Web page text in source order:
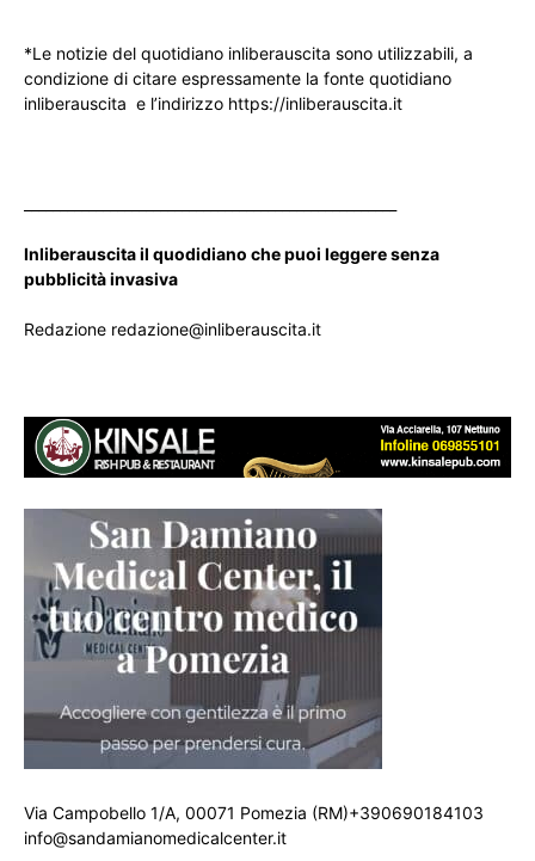
*Le notizie del quotidiano inliberauscita sono utilizzabili, a
condizione di citare espressamente la fonte quotidiano
inliberauscita e l’indirizzo https://inliberauscita.it
Inliberauscita il quodidiano che puoi leggere senza
pubblicità invasiva
Redazione redazione@inliberauscita.it
Via Campobello 1/A, 00071 Pomezia (RM)+390690184103
info@sandamianomedicalcenter.it